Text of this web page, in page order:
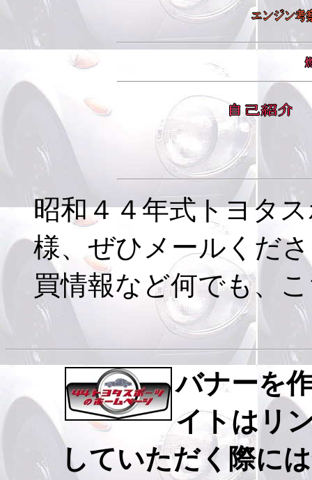
昭和４４年式トヨタ
様、ぜひメールくだ
買情報など何でも、
バナーを
イトはリ
していただく際に